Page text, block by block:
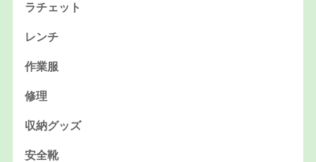
ラチェット
レンチ
作業服
修理
収納グッズ
安全靴